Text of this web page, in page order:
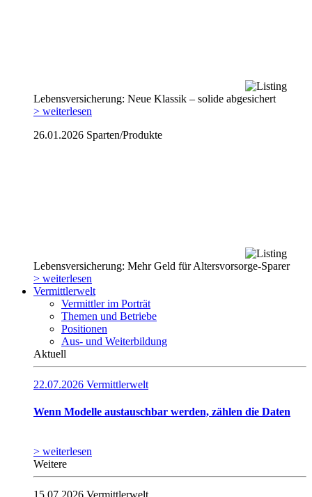
Lebensversicherung: Neue Klassik – solide abgesichert
> weiterlesen
26.01.2026 Sparten/Produkte
Lebensversicherung: Mehr Geld für Altersvorsorge-Sparer
> weiterlesen
Vermittlerwelt
Vermittler im Porträt
Themen und Betriebe
Positionen
Aus- und Weiterbildung
Aktuell
22.07.2026 Vermittlerwelt
Wenn Modelle austauschbar werden, zählen die Daten
> weiterlesen
Weitere